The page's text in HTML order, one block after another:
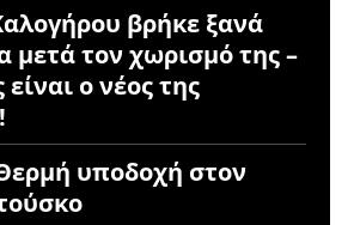
βρήκε ξανά
μετά τον χωρισμό της –
είναι ο νέος της
υποδοχή στον